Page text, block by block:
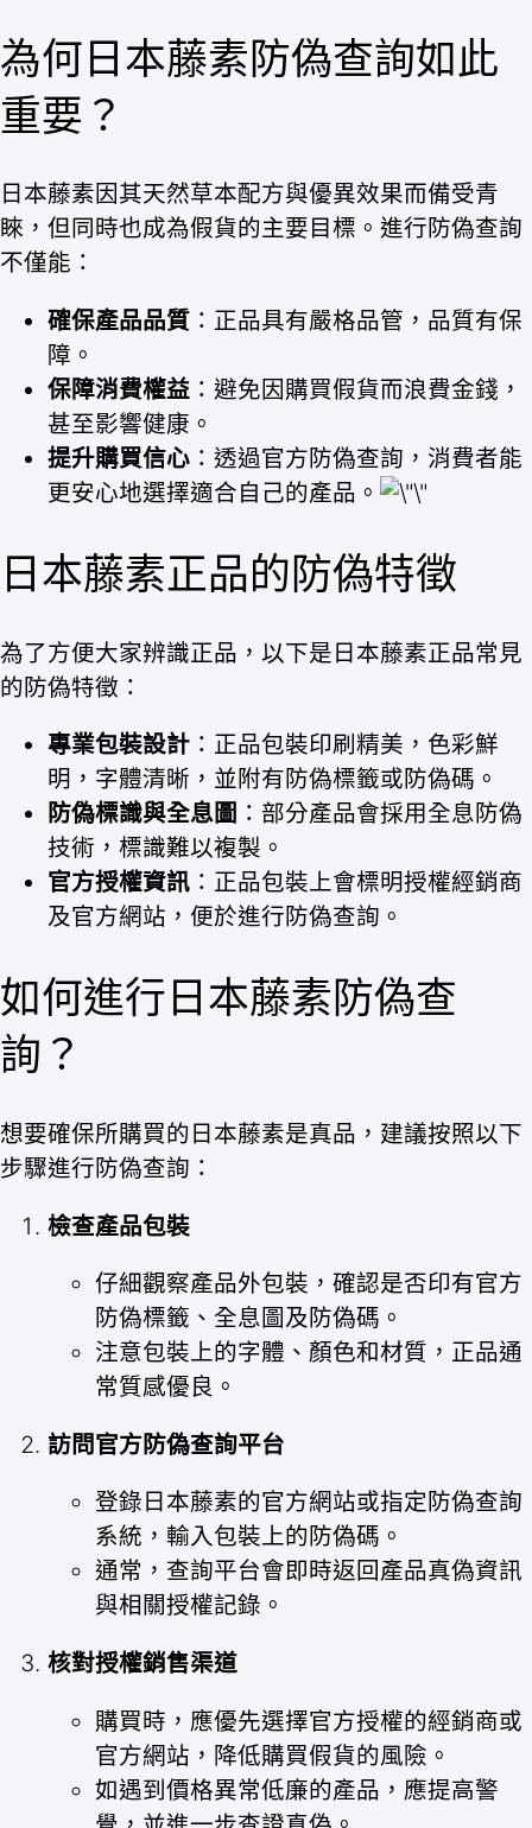
為何日本藤素防偽查詢如此
重要？
日本藤素因其天然草本配方與優異效果而備受青
睞，但同時也成為假貨的主要目標。進行防偽查詢
不僅能：
確保產品品質 ：正品具有嚴格品管，品質有保
障。
保障消費權益 ：避免因購買假貨而浪費金錢，
甚至影響健康。
提升購買信心 ：透過官方防偽查詢，消費者能
更安心地選擇適合自己的產品。
日本藤素正品的防偽特徵
為了方便大家辨識正品，以下是日本藤素正品常見
的防偽特徵：
專業包裝設計 ：正品包裝印刷精美，色彩鮮
明，字體清晰，並附有防偽標籤或防偽碼。
防偽標識與全息圖 ：部分產品會採用全息防偽
技術，標識難以複製。
官方授權資訊 ：正品包裝上會標明授權經銷商
及官方網站，便於進行防偽查詢。
如何進行日本藤素防偽查
詢？
想要確保所購買的日本藤素是真品，建議按照以下
步驟進行防偽查詢：
檢查產品包裝
仔細觀察產品外包裝，確認是否印有官方
防偽標籤、全息圖及防偽碼。
注意包裝上的字體、顏色和材質，正品通
常質感優良。
訪問官方防偽查詢平台
登錄日本藤素的官方網站或指定防偽查詢
系統，輸入包裝上的防偽碼。
通常，查詢平台會即時返回產品真偽資訊
與相關授權記錄。
核對授權銷售渠道
購買時，應優先選擇官方授權的經銷商或
官方網站，降低購買假貨的風險。
如遇到價格異常低廉的產品，應提高警